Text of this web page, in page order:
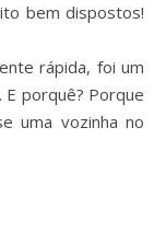
bem dispostos!
rápida, foi um
porquê? Porque
uma vozinha no